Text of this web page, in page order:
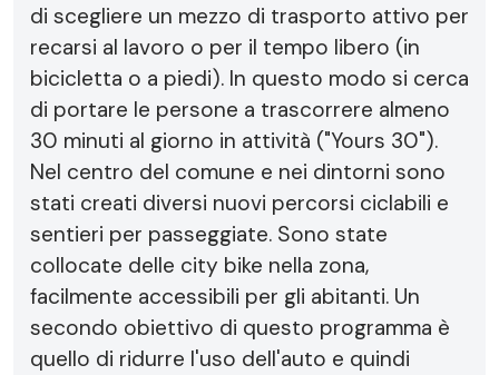
di scegliere un mezzo di trasporto attivo per
recarsi al lavoro o per il tempo libero (in
bicicletta o a piedi). In questo modo si cerca
di portare le persone a trascorrere almeno
30 minuti al giorno in attività ("Yours 30").
Nel centro del comune e nei dintorni sono
stati creati diversi nuovi percorsi ciclabili e
sentieri per passeggiate. Sono state
collocate delle city bike nella zona,
facilmente accessibili per gli abitanti. Un
secondo obiettivo di questo programma è
quello di ridurre l'uso dell'auto e quindi